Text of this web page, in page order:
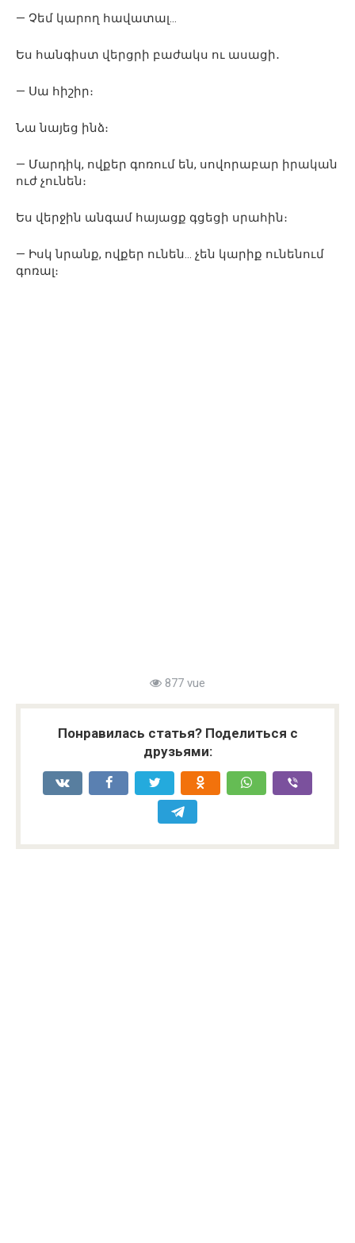
— Չեմ կարող հավատալ…
Ես հանգիստ վերցրի բաժակս ու ասացի․
— Սա հիշիր։
Նա նայեց ինձ։
— Մարդիկ, ովքեր գոռում են, սովորաբար իրական
ուժ չունեն։
Ես վերջին անգամ հայացք գցեցի սրահին։
— Իսկ նրանք, ովքեր ունեն… չեն կարիք ունենում
գոռալ։
877 vue
Понравилась статья? Поделиться с
друзьями: